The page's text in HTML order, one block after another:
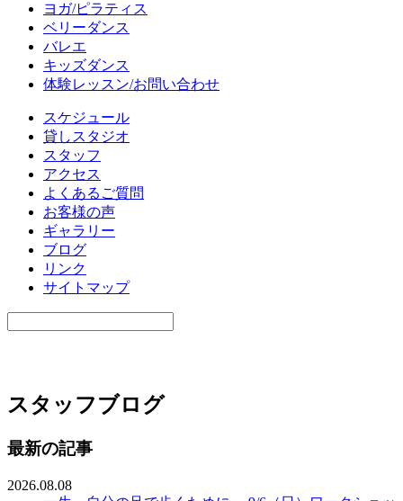
ヨガ/ピラティス
ベリーダンス
バレエ
キッズダンス
体験レッスン/お問い合わせ
スケジュール
貸しスタジオ
スタッフ
アクセス
よくあるご質問
お客様の声
ギャラリー
ブログ
リンク
サイトマップ
スタッフブログ
最新の記事
2026.08.08